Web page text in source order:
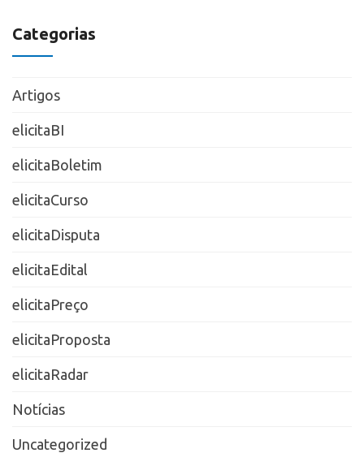
Categorias
Artigos
elicitaBI
elicitaBoletim
elicitaCurso
elicitaDisputa
elicitaEdital
elicitaPreço
elicitaProposta
elicitaRadar
Notícias
Uncategorized